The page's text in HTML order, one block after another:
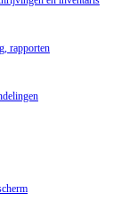
rapporten